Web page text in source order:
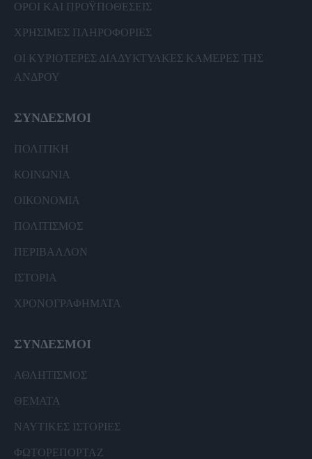
ΟΡΟΙ ΚΑΙ ΠΡΟΫΠΟΘΕΣΕΙΣ
ΧΡΗΣΙΜΕΣ ΠΛΗΡΟΦΟΡΙΕΣ
ΟΙ ΚΥΡΙΟΤΕΡΕΣ ΔΙΑΔΥΚΤΥΑΚΕΣ ΚΑΜΕΡΕΣ ΤΗΣ
ΑΝΔΡΟΥ
ΣΥΝΔΕΣΜΟΙ
ΠΟΛΙΤΙΚΗ
ΚΟΙΝΩΝΙΑ
ΟΙΚΟΝΟΜΙΑ
ΠΟΛΙΤΙΣΜΟΣ
ΠΕΡΙΒΑΛΛΟΝ
ΙΣΤΟΡΙΑ
ΧΡΟΝΟΓΡΑΦΗΜΑΤΑ
ΣΥΝΔΕΣΜΟΙ
ΑΘΛΗΤΙΣΜΟΣ
ΘΕΜΑΤΑ
ΝΑΥΤΙΚΕΣ ΙΣΤΟΡΙΕΣ
ΦΩΤΟΡΕΠΟΡΤΑΖ